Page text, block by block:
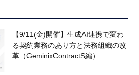
【9/11(金)開催】生成AI連携で変わ
る契約業務のあり方と法務組織の改
革（GeminixContractS編）